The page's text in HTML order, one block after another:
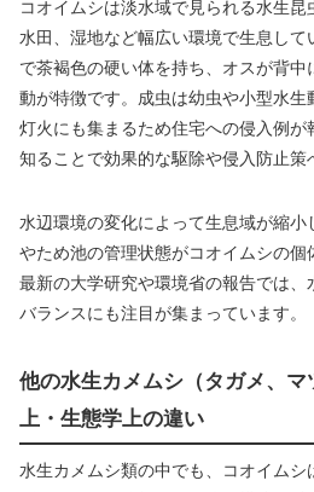
コオイムシは淡水域で見られる水生
水田、湿地など幅広い環境で生息し
で茶褐色の硬い体を持ち、オスが背
動が特徴です。成虫は幼虫や小型水生
灯火にも集まるため住宅への侵入例が
知ることで効果的な駆除や侵入防止策
水辺環境の変化によって生息域が縮小
やため池の管理状態がコオイムシの個
最新の大学研究や環境省の報告では、
バランスにも注目が集まっています。
他の水生カメムシ（タガメ、
上・生態学上の違い
水生カメムシ類の中でも、コオイム